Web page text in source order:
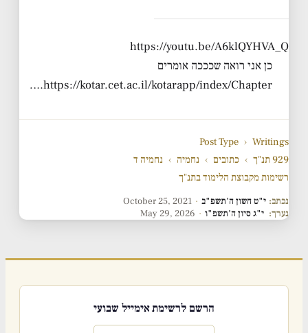
https://youtu.be/A6klQYHVA_Q
כן אני רואה שכככה אומרים
https://kotar.cet.ac.il/kotarapp/index/Chapter….
Post Type › Writings
929 תנ"ך
› כתובים › נחמיה › נחמיה ד
רשימות מקבוצת הלימוד בתנ"ך
נכתב: י"ט חשון ה'תשפ"ב ·
October 25, 2021
נערך: י"ג סיון ה'תשפ"ו ·
May 29, 2026
הרשם לרשימת אימייל שבועי